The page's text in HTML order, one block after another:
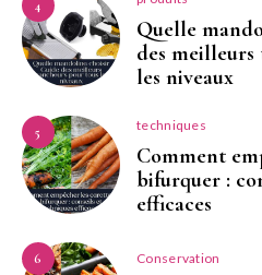
4
Quelle
des
les niveaux
5 techniques
Comment
bifurquer :
efficaces
6 Conservation